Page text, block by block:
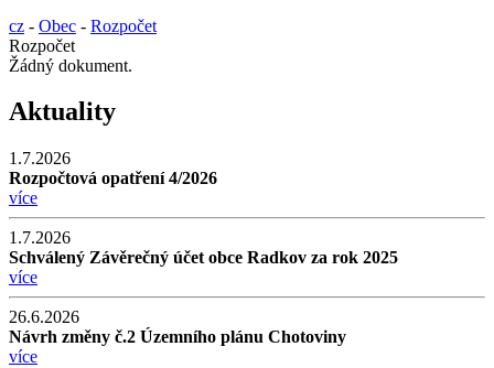
cz - Obec - Rozpočet
Rozpočet
Žádný dokument.
Aktuality
1.7.2026
Rozpočtová opatření 4/2026
více
1.7.2026
Schválený Závěrečný účet obce Radkov za rok 2025
více
26.6.2026
Návrh změny č.2 Územního plánu Chotoviny
více